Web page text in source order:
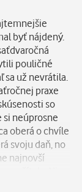
byť nájdený.
pouličné
sa už nevrátila.
praxe
so
neúprosne
oberá o chvíle
svoju daň, no
najnovší
Nie
tajomstvo.